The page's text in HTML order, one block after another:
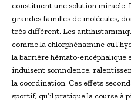
constituent une solution
grandes familles de molécules,
très différent. Les
comme la chlorphénamine ou
la barrière hémato-encéphalique
induisent somnolence,
la coordination. Ces effets
sportif, qu’il pratique la course à